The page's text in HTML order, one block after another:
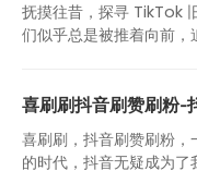
抚摸往昔，探寻 TikTok
们似乎总是被推着向前，
喜刷刷抖音刷赞刷粉-
喜刷刷，抖音刷赞刷粉
的时代，抖音无疑成为了